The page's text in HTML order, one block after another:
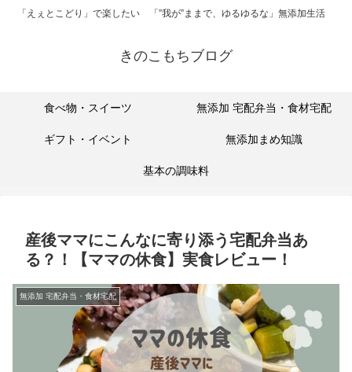
「えぇとこどり」で楽したい 「”我が”ままで、ゆるゆるな」無添加生活
きのこもちブログ
食べ物・スイーツ 無添加 宅配弁当・食材宅配
ギフト・イベント 無添加まめ知識
基本の調味料
産後ママにこんなに寄り添う宅配弁当あ
る？！【ママの休食】実食レビュー！
無添加 宅配弁当・食材宅配